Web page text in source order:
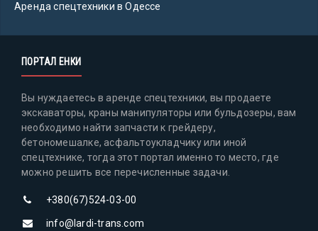
Аренда спецтехники в Одессе
ПОРТАЛ ЕНКИ
Вы нуждаетесь в аренде спецтехники, вы продаете
экскаваторы, краны манипуляторы или бульдозеры, вам
необходимо найти запчасти к грейдеру,
бетономешалке, асфальтоукладчику или иной
спецтехнике, тогда этот портал именно то место, где
можно решить все перечисленные задачи.
+380(67)524-03-00
info@lardi-trans.com